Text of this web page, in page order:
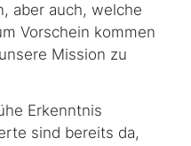
aber auch, welche
Vorschein kommen
Mission zu
Erkenntnis
sind bereits da,